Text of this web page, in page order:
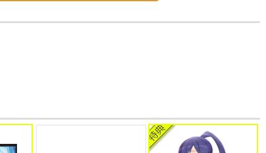
河原で積 よくある令嬢転生だと思ったのに
僕のカノジョ先生 17